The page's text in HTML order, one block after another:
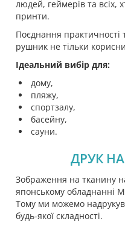
людей, геймерів та всіх,
принти.
Поєднання практичності
рушник не тільки
Ідеальний вибір для:
дому,
пляжу,
спортзалу,
басейну,
сауни.
ДРУК
Зображення на тканину
японському обладнанні
Тому ми можемо
будь-якої складності.